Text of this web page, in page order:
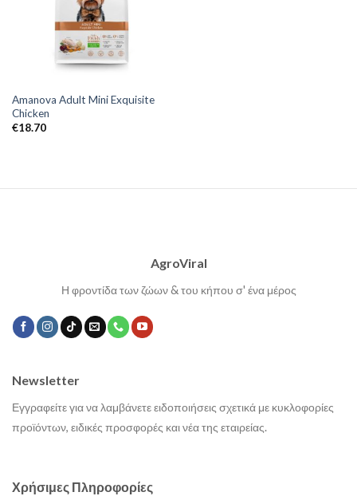
Amanova Adult Mini Exquisite
Chicken
€18.70
AgroViral
Η φροντίδα των ζώων & του κήπου σ' ένα μέρος
Χρήσιμες Πληροφορίες
Newsletter
Εγγραφείτε για να λαμβάνετε ειδοποιήσεις σχετικά με κυκλοφορίες
προϊόντων, ειδικές προσφορές και νέα της εταιρείας.